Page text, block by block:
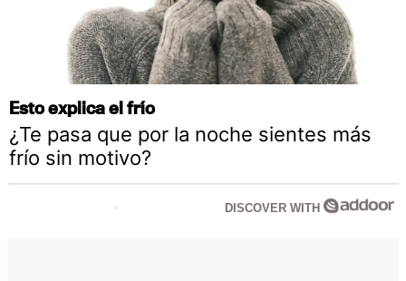
Esto explica el frío
¿Te pasa que por la noche sientes más
frío sin motivo?
DISCOVER WITH